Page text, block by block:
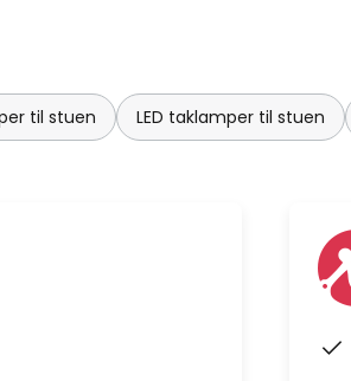
til stuen LED taklamper til stuen